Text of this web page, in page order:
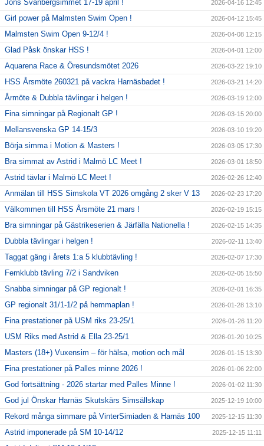
Jöns Svanbergsimmet 17-19 april ! 2026-04-16 12:45
Girl power på Malmsten Swim Open ! 2026-04-12 15:45
Malmsten Swim Open 9-12/4 ! 2026-04-08 12:15
Glad Påsk önskar HSS ! 2026-04-01 12:00
Aquarena Race & Öresundsmötet 2026 2026-03-22 19:10
HSS Årsmöte 260321 på vackra Harnäsbadet ! 2026-03-21 14:20
Årmöte & Dubbla tävlingar i helgen ! 2026-03-19 12:00
Fina simningar på Regionalt GP ! 2026-03-15 20:00
Mellansvenska GP 14-15/3 2026-03-10 19:20
Börja simma i Motion & Masters ! 2026-03-05 17:30
Bra simmat av Astrid i Malmö LC Meet ! 2026-03-01 18:50
Astrid tävlar i Malmö LC Meet ! 2026-02-26 12:40
Anmälan till HSS Simskola VT 2026 omgång 2 sker V 13 2026-02-23 17:20
Välkommen till HSS Årsmöte 21 mars ! 2026-02-19 15:15
Bra simningar på Gästrikeserien & Järfälla Nationella ! 2026-02-15 14:35
Dubbla tävlingar i helgen ! 2026-02-11 13:40
Taggat gäng i årets 1:a 5 klubbtävling ! 2026-02-07 17:30
Femklubb tävling 7/2 i Sandviken 2026-02-05 15:50
Snabba simningar på GP regionalt ! 2026-02-01 16:35
GP regionalt 31/1-1/2 på hemmaplan ! 2026-01-28 13:10
Fina prestationer på USM riks 23-25/1 2026-01-26 11:20
USM Riks med Astrid & Ella 23-25/1 2026-01-20 10:25
Masters (18+) Vuxensim – för hälsa, motion och mål 2026-01-15 13:30
Fina prestationer på Palles minne 2026 ! 2026-01-06 22:00
God fortsättning - 2026 startar med Palles Minne ! 2026-01-02 11:30
God jul Önskar Harnäs Skutskärs Simsällskap 2025-12-19 10:00
Rekord många simmare på VinterSimiaden & Harnäs 100 2025-12-15 11:30
Astrid imponerade på SM 10-14/12 2025-12-15 11:11